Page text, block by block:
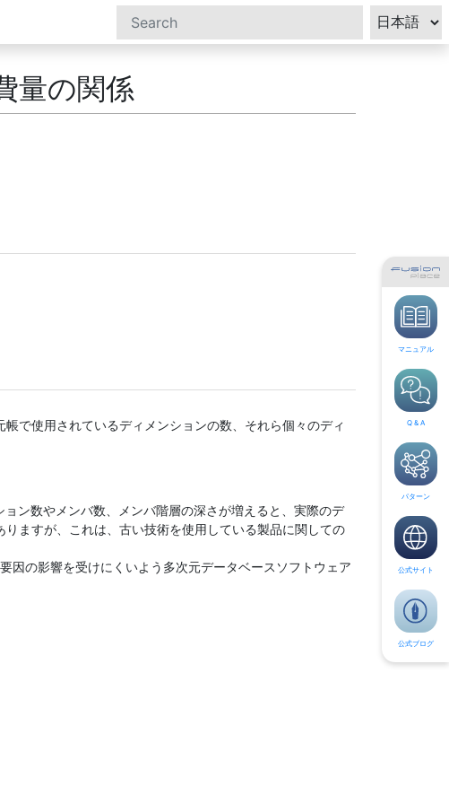
量の関係
で使用されているディメンションの数、それら個々のディ
ン数やメンバ数、メンバ階層の深さが増えると、実際のデ
ますが、これは、古い技術を使用している製品に関しての
因の影響を受けにくいよう多次元データベースソフトウェア
マニュアル
Q & A
パターン
公式サイト
公式ブログ